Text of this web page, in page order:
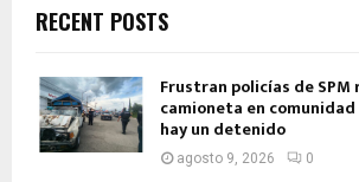
RECENT POSTS
Frustran policías de SPM
camioneta en
hay un detenido
agosto 9, 2026 0